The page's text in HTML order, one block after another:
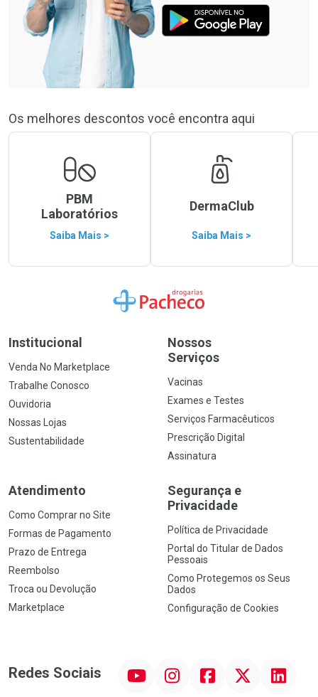
Os melhores descontos você encontra aqui
PBM
Laboratórios
Saiba Mais >
DermaClub
Saiba Mais >
Ir para a Home
Institucional
Venda No Marketplace
Trabalhe Conosco
Ouvidoria
Nossas Lojas
Sustentabilidade
Nossos
Serviços
Vacinas
Exames e Testes
Serviços Farmacêuticos
Prescrição Digital
Assinatura
Atendimento
Como Comprar no Site
Formas de Pagamento
Prazo de Entrega
Reembolso
Troca ou Devolução
Marketplace
Segurança e
Privacidade
Política de Privacidade
Portal do Titular de Dados
Pessoais
Como Protegemos os Seus
Dados
Configuração de Cookies
Redes Sociais InstagramFacebookTwitter Linkedin